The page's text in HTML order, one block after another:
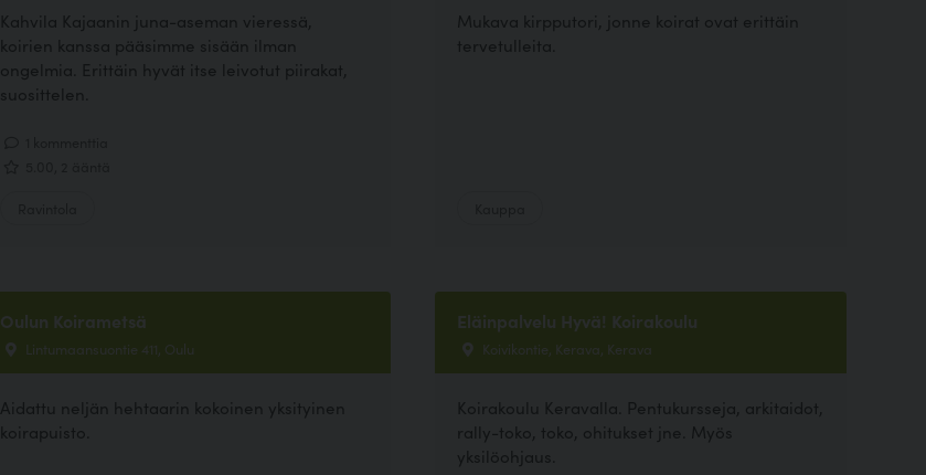
Kahvila Kajaanin juna-aseman vieressä,
koirien kanssa pääsimme sisään ilman
ongelmia. Erittäin hyvät itse leivotut piirakat,
suosittelen.
Mukava kirpputori, jonne koirat ovat erittäin
tervetulleita.
Oulun Koirametsä
Lintumaansuontie 411, Oulu
Aidattu neljän hehtaarin kokoinen yksityinen
koirapuisto.
Eläinpalvelu Hyvä! Koirakoulu
Koivikontie, Kerava, Kerava
Koirakoulu Keravalla. Pentukursseja, arkitaidot,
rally-toko, toko, ohitukset jne. Myös
yksilöohjaus.